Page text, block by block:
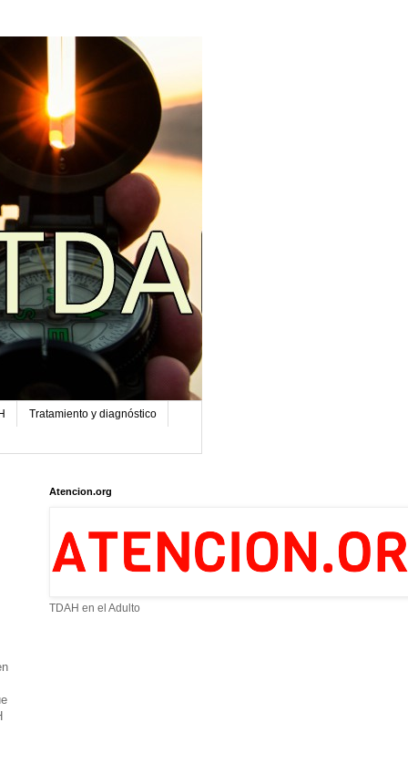
Tratamiento y diagnóstico
Atencion.org
TDAH en el Adulto